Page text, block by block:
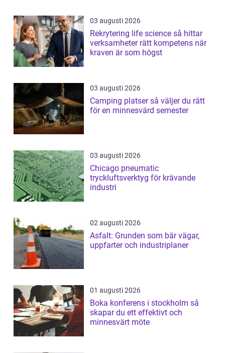
03 augusti 2026
Rekrytering life science så hittar
verksamheter rätt kompetens när
kraven är som högst
03 augusti 2026
Camping platser så väljer du rätt
för en minnesvärd semester
03 augusti 2026
Chicago pneumatic
tryckluftsverktyg för krävande
industri
02 augusti 2026
Asfalt: Grunden som bär vägar,
uppfarter och industriplaner
01 augusti 2026
Boka konferens i stockholm så
skapar du ett effektivt och
minnesvärt möte